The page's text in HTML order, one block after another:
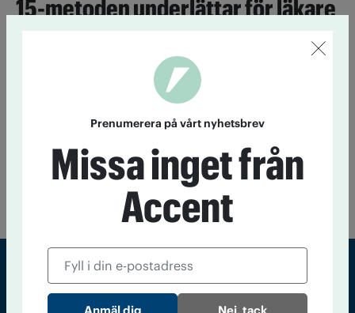
15-metoden underlättar för läkare
att prata om alkohol
Att få läkare i primärvården att ta upp frågan
Kort insats lika effektiv som lång
6 november 2018En kort insats mot alkoholberoende kan
vara lika effektiv som en lång specialistbehandling. Det visar
Sveriges största tidning om droger och nykterhet
Prenumerera på vårt nyhetsbrev
Missa inget från
Accent